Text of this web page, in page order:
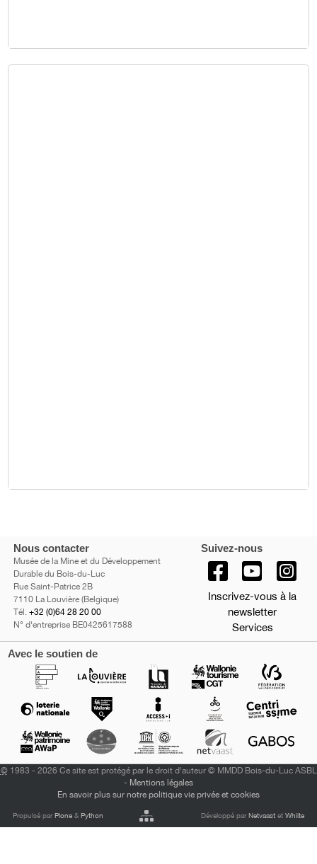
Nous contacter
Musée de la Mine et du Développement
Durable du Bois-du-Luc
Rue Saint-Patrice 2B
7110 La Louvière (Belgique)
Tél. +32 (0)64 28 20 00
N° d'entreprise BE0425617588
Suivez-nous
Inscrivez-vous à la
newsletter
Services
Avec le soutien de
©1983 - 2026 Ce site est protégé par le droit d'auteur © MMDD Bois-du-Luc ASBL
- Mentions légales
En savoir plus sur notre politique vie privée et cookies
Propulsé parPlone &Python Développé parNetvaastet Whiite